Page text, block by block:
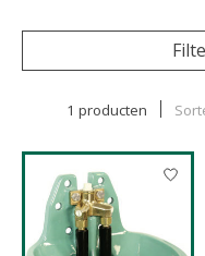
1 producten